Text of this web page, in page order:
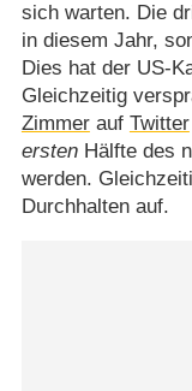
sich warten. Die
in diesem Jahr,
Dies hat der US-
Gleichzeitig
Zimmerauf Twitter
erstenHälfte des
werden.
Durchhalten auf.